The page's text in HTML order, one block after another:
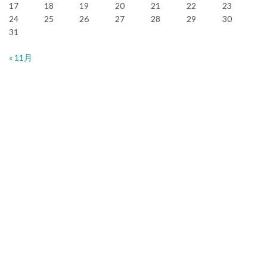
17
18 19 20 21 22
23
24
25 26 27 28 29
30
31
« 11月